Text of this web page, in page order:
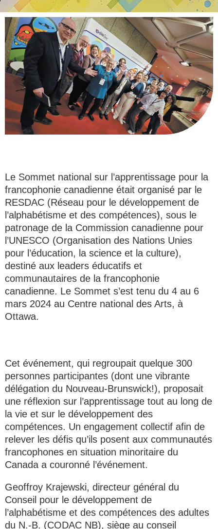
Le Sommet national sur l’apprentissage pour la
francophonie canadienne était organisé par le
RESDAC (Réseau pour le développement de
l’alphabétisme et des compétences), sous le
patronage de la Commission canadienne pour
l’UNESCO (Organisation des Nations Unies
pour l’éducation, la science et la culture),
destiné aux leaders éducatifs et
communautaires de la francophonie
canadienne. Le Sommet s’est tenu du 4 au 6
mars 2024 au Centre national des Arts, à
Ottawa.
Cet événement, qui regroupait quelque 300
personnes participantes (dont une vibrante
délégation du Nouveau-Brunswick!), proposait
une réflexion sur l’apprentissage tout au long de
la vie et sur le développement des
compétences. Un engagement collectif afin de
relever les défis qu’ils posent aux communautés
francophones en situation minoritaire du
Canada a couronné l’événement.
Geoffroy Krajewski, directeur général du
Conseil pour le développement de
l’alphabétisme et des compétences des adultes
du N.-B. (CODAC NB), siège au conseil